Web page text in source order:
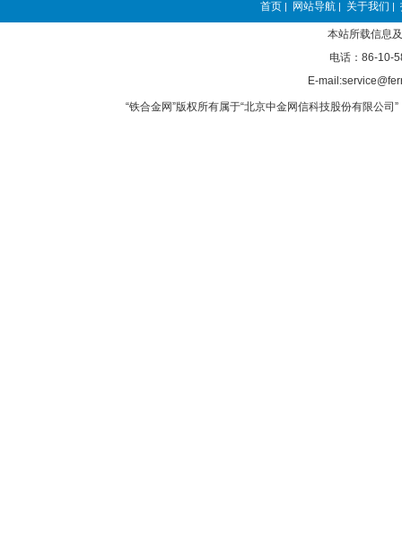
首页 | 网站导航 | 关于我们 |
本站所载信息
电话：86-10-
E-
“铁合金网”版权所有属于“北京中金网信科技股份有限公司